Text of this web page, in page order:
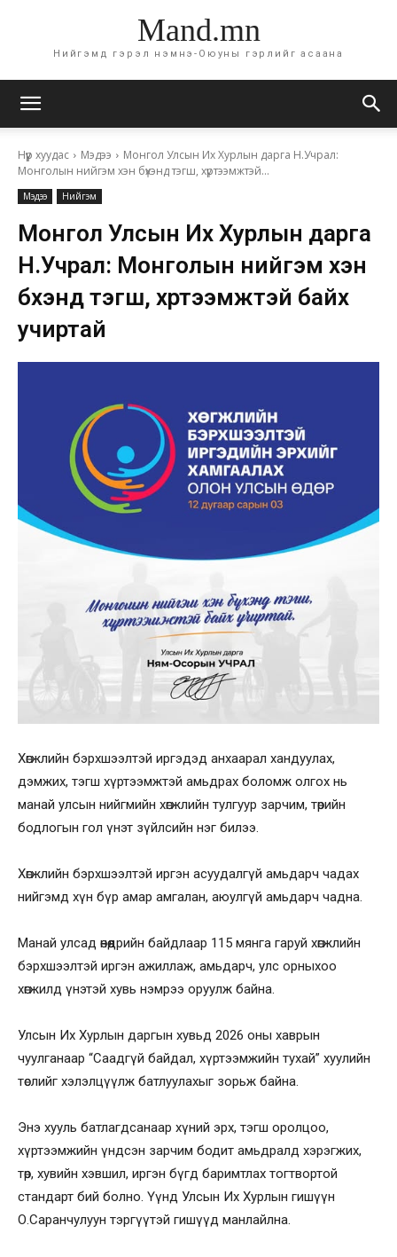
Mand.mn
Нийгэмд гэрэл нэмнэ-Оюуны гэрлийг асаана
Нүүр хуудас Мэдээ
Монгол Улсын Их Хурлын дарга Н.Учрал:
Монголын нийгэм хэн бүхэнд тэгш, хүртээмжтэй...
Мэдээ Нийгэм
Монгол Улсын Их Хурлын дарга
Н.Учрал: Монголын нийгэм хэн
бүхэнд тэгш, хүртээмжтэй байх
учиртай
Хөгжлийн бэрхшээлтэй иргэдэд анхаарал хандуулах,
дэмжих, тэгш хүртээмжтэй амьдрах боломж олгох нь
манай улсын нийгмийн хөгжлийн тулгуур зарчим, төрийн
бодлогын гол үнэт зүйлсийн нэг билээ.
Хөгжлийн бэрхшээлтэй иргэн асуудалгүй амьдарч чадах
нийгэмд хүн бүр амар амгалан, аюулгүй амьдарч чадна.
Манай улсад өнөөдрийн байдлаар 115 мянга гаруй хөгжлийн
бэрхшээлтэй иргэн ажиллаж, амьдарч, улс орныхоо
хөгжилд үнэтэй хувь нэмрээ оруулж байна.
Улсын Их Хурлын даргын хувьд 2026 оны хаврын
чуулганаар “Саадгүй байдал, хүртээмжийн тухай” хуулийн
төслийг хэлэлцүүлж батлуулахыг зорьж байна.
Энэ хууль батлагдсанаар хүний эрх, тэгш оролцоо,
хүртээмжийн үндсэн зарчим бодит амьдралд хэрэгжих,
төр, хувийн хэвшил, иргэн бүгд баримтлах тогтвортой
стандарт бий болно. Үүнд Улсын Их Хурлын гишүүн
О.Саранчулуун тэргүүтэй гишүүд манлайлна.